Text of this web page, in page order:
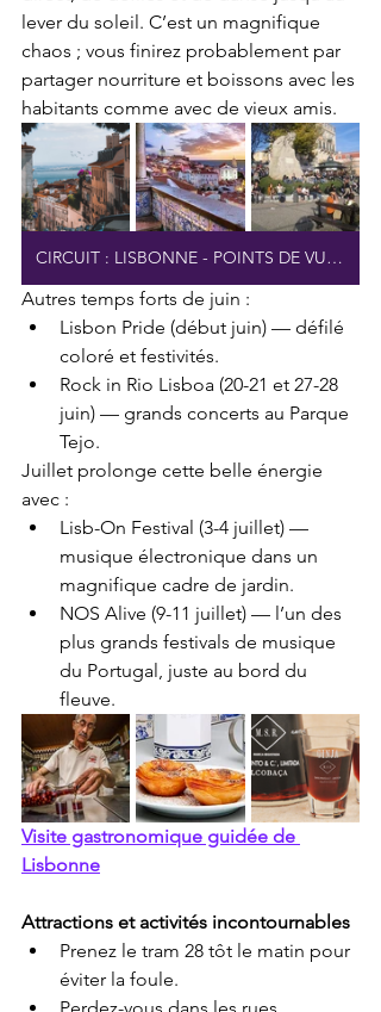
lever du soleil. C’est un magnifique
chaos ; vous finirez probablement par
partager nourriture et boissons avec les
habitants comme avec de vieux amis.
CIRCUIT : LISBONNE - POINTS DE VUE MAGNIFIQUES
Autres temps forts de juin :
Lisbon Pride (début juin) — défilé
coloré et festivités.
Rock in Rio Lisboa (20-21 et 27-28
juin) — grands concerts au Parque
Tejo.
Juillet prolonge cette belle énergie
avec :
Lisb-On Festival (3-4 juillet) —
musique électronique dans un
magnifique cadre de jardin.
NOS Alive (9-11 juillet) — l’un des
plus grands festivals de musique
du Portugal, juste au bord du
fleuve.
Visite gastronomique guidée de
Lisbonne
Attractions et activités incontournables
Prenez le tram 28 tôt le matin pour
éviter la foule.